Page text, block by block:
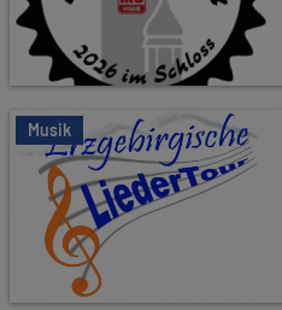
Musik